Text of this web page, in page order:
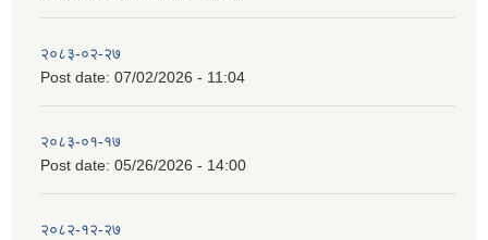
२०८३-०२-२७
Post date: 07/02/2026 - 11:04
२०८३-०१-१७
Post date: 05/26/2026 - 14:00
२०८२-१२-२७